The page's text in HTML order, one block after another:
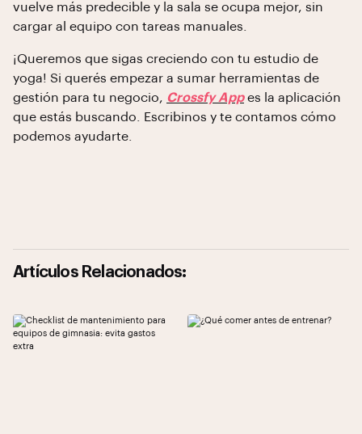
vuelve más predecible y la sala se ocupa mejor, sin
cargar al equipo con tareas manuales.
¡Queremos que sigas creciendo con tu estudio de
yoga! Si querés empezar a sumar herramientas de
gestión para tu negocio, Crossfy Appes la aplicación
que estás buscando. Escribinos y te contamos cómo
podemos ayudarte.
Artículos Relacionados: